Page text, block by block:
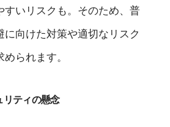
すいリスクも。そのため、普
に向けた対策や適切なリスク
られます。
リティの懸念